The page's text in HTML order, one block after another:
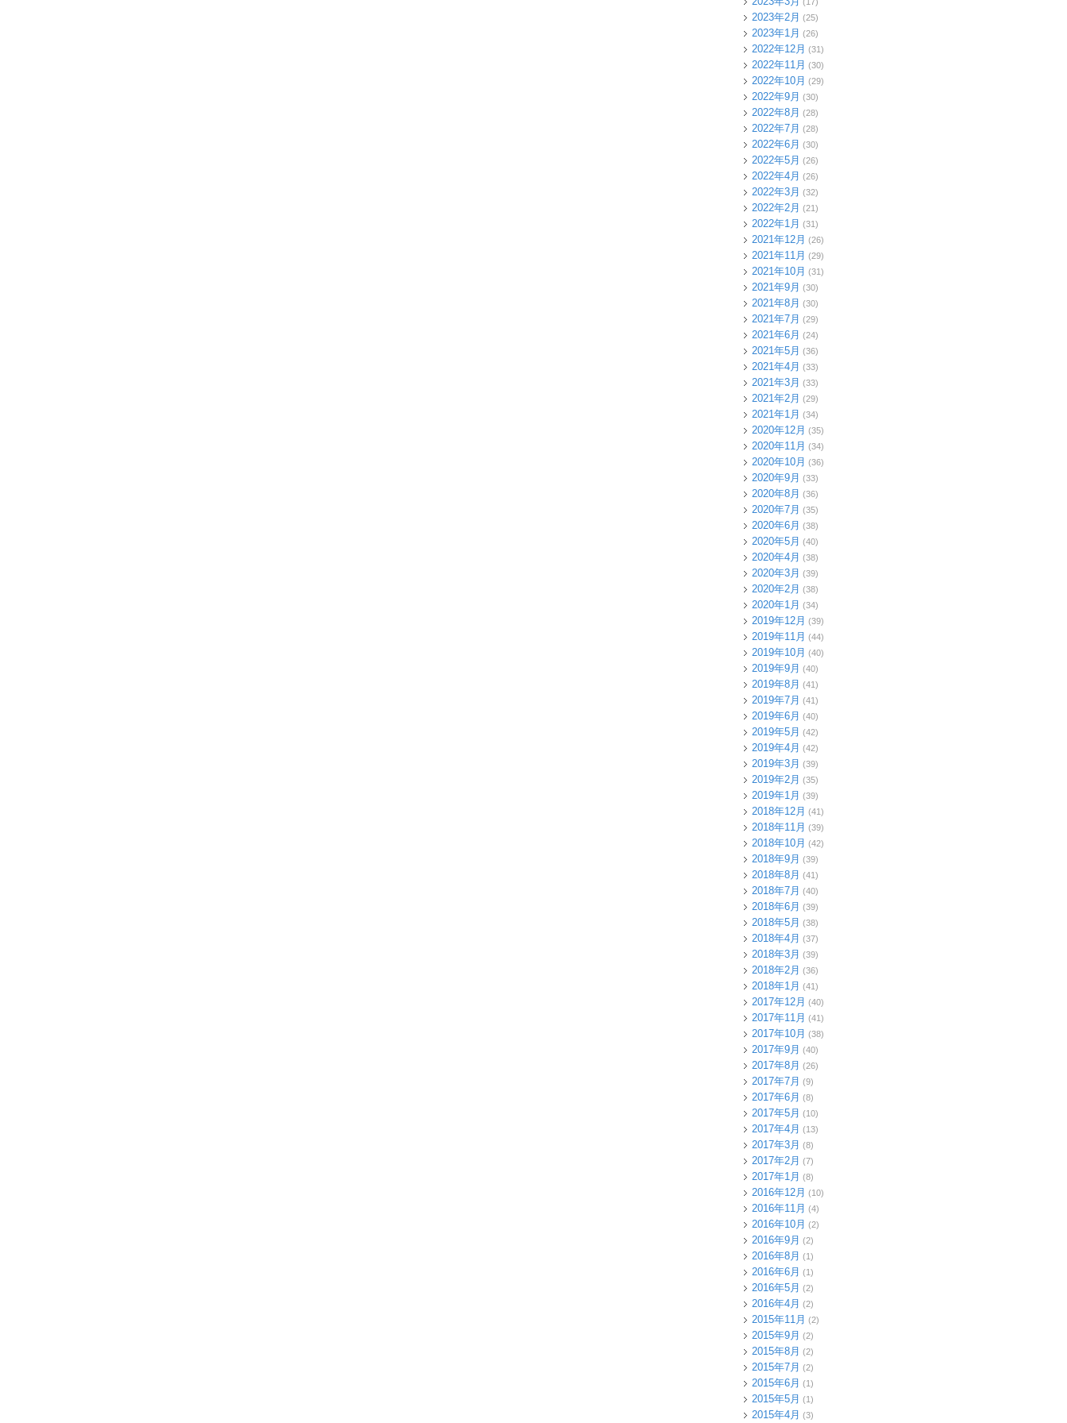
2023年2月 (25)
2023年1月 (26)
2022年12月 (31)
2022年11月 (30)
2022年10月 (29)
2022年9月 (30)
2022年8月 (28)
2022年7月 (28)
2022年6月 (30)
2022年5月 (26)
2022年4月 (26)
2022年3月 (32)
2022年2月 (21)
2022年1月 (31)
2021年12月 (26)
2021年11月 (29)
2021年10月 (31)
2021年9月 (30)
2021年8月 (30)
2021年7月 (29)
2021年6月 (24)
2021年5月 (36)
2021年4月 (33)
2021年3月 (33)
2021年2月 (29)
2021年1月 (34)
2020年12月 (35)
2020年11月 (34)
2020年10月 (36)
2020年9月 (33)
2020年8月 (36)
2020年7月 (35)
2020年6月 (38)
2020年5月 (40)
2020年4月 (38)
2020年3月 (39)
2020年2月 (38)
2020年1月 (34)
2019年12月 (39)
2019年11月 (44)
2019年10月 (40)
2019年9月 (40)
2019年8月 (41)
2019年7月 (41)
2019年6月 (40)
2019年5月 (42)
2019年4月 (42)
2019年3月 (39)
2019年2月 (35)
2019年1月 (39)
2018年12月 (41)
2018年11月 (39)
2018年10月 (42)
2018年9月 (39)
2018年8月 (41)
2018年7月 (40)
2018年6月 (39)
2018年5月 (38)
2018年4月 (37)
2018年3月 (39)
2018年2月 (36)
2018年1月 (41)
2017年12月 (40)
2017年11月 (41)
2017年10月 (38)
2017年9月 (40)
2017年8月 (26)
2017年7月 (9)
2017年6月 (8)
2017年5月 (10)
2017年4月 (13)
2017年3月 (8)
2017年2月 (7)
2017年1月 (8)
2016年12月 (10)
2016年11月 (4)
2016年10月 (2)
2016年9月 (2)
2016年8月 (1)
2016年6月 (1)
2016年5月 (2)
2016年4月 (2)
2015年11月 (2)
2015年9月 (2)
2015年8月 (2)
2015年7月 (2)
2015年6月 (1)
2015年5月 (1)
2015年4月 (3)